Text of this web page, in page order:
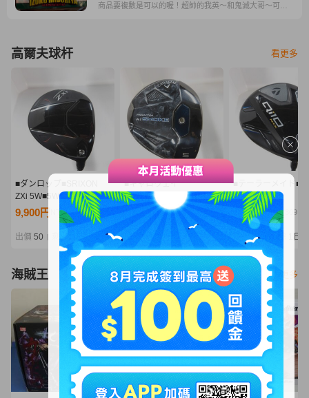
商品要複數是可以的喔！超帥的我英～和鬼滅大哥～可以
高爾夫球杆 看更多
■ダンロップ■SRIXON
ZXi 5W■5W■S■Diamana
ZXi 50■中古■1円～
9,900円 NT2,142
出價 50 剩餘
■キャロウェイ
■PARADYM Ai SMOKE
MAX
5W■5W■S■SPEEDER
NX BLACK 50■中古■1円
～
12,200円NT2,640
出價33 剩餘 1日
■テーラーメイド
MAX
BLUE TM50(Qi10
中古■1円～
6,050円NT1,309
出價31 1日
海賊王 看更多